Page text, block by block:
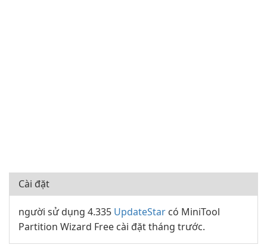
Cài đặt
người sử dụng 4.335 UpdateStar có MiniTool
Partition Wizard Free cài đặt tháng trước.